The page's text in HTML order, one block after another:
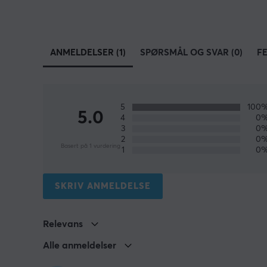
ANMELDELSER (1) SPØRSMÅL OG SVAR (0)
5.0
Basert på 1 vurdering
5
4
3
2
1
SKRIV ANMELDELSE
Relevans
Alle anmeldelser